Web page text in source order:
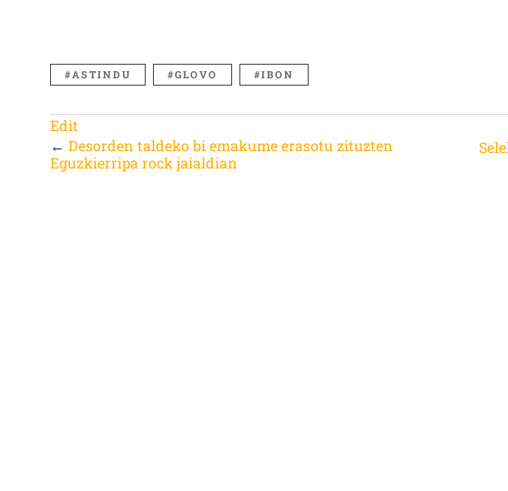
ASTINDU GLOVO IBON
Edit
←Desorden taldeko bi emakume erasotu zituzten
Eguzkierripa rock jaialdian